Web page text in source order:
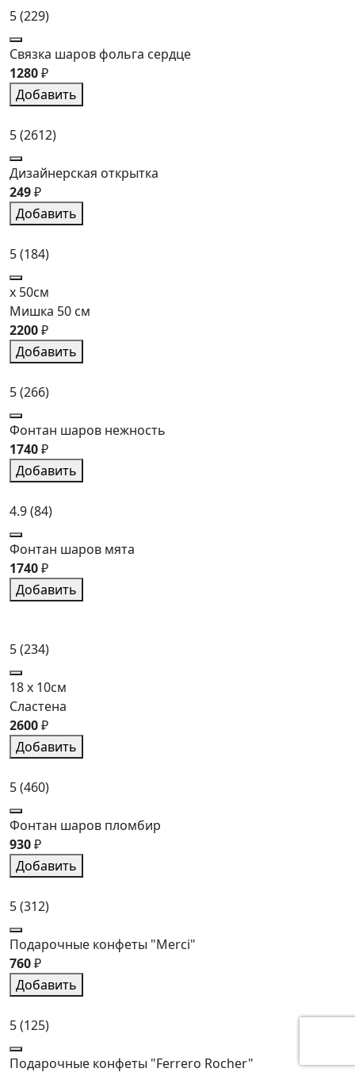
5(229)
Связка шаров фольга сердце
1280₽
Добавить
5(2612)
Дизайнерская открытка
249₽
Добавить
5(184)
x 50см
Мишка 50 см
2200₽
Добавить
5(266)
Фонтан шаров нежность
1740₽
Добавить
4.9(84)
Фонтан шаров мята
1740₽
Добавить
5(234)
18 x 10см
Сластена
2600₽
Добавить
5(460)
Фонтан шаров пломбир
930₽
Добавить
5(312)
Подарочные конфеты "Merci"
760₽
Добавить
5(125)
Подарочные конфеты "Ferrero Rocher"